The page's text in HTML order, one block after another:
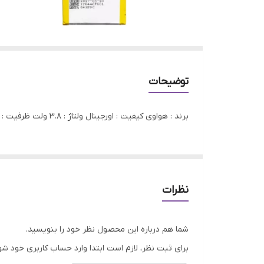
توضیحات
برند : هواوی کیفیت : اورجینال ولتاژ : 3.8 ولت ظرفیت : 2200 میلی آمپر گارانتی : 3 ماه گارانتی الکامپ
نظرات
شما هم درباره این محصول نظر خود را بنویسید.
برای ثبت نظر، لازم است ابتدا وارد حساب کاربری خود